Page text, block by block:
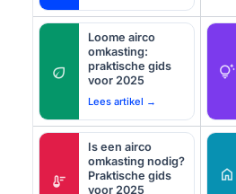
eco
Loome airco
omkasting:
praktische gids
voor 2025
Lees artikel →
tips_and_updates
thermostat
Is een airco
omkasting nodig?
Praktische gids
voor 2025
home